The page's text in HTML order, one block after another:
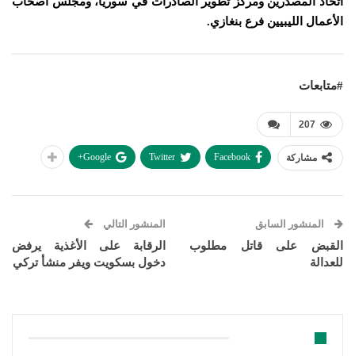
الأعمال الليبيين فرع بنغازي.
#متابعات
207
مشاركة Facebook
Twitter
Google+
المنشور السابق
القبض على قاتل مطلوب
للعدالة
المنشور التالي
الرقابة على الأغذية يرفض
دخول بسكويت ويفر منشأ تركي